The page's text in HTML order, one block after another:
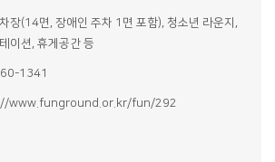
장(14면, 장애인 주차 1면 포함), 청소년 라운지,
이션, 휴게공간 등
1341
www.funground.or.kr/fun/292